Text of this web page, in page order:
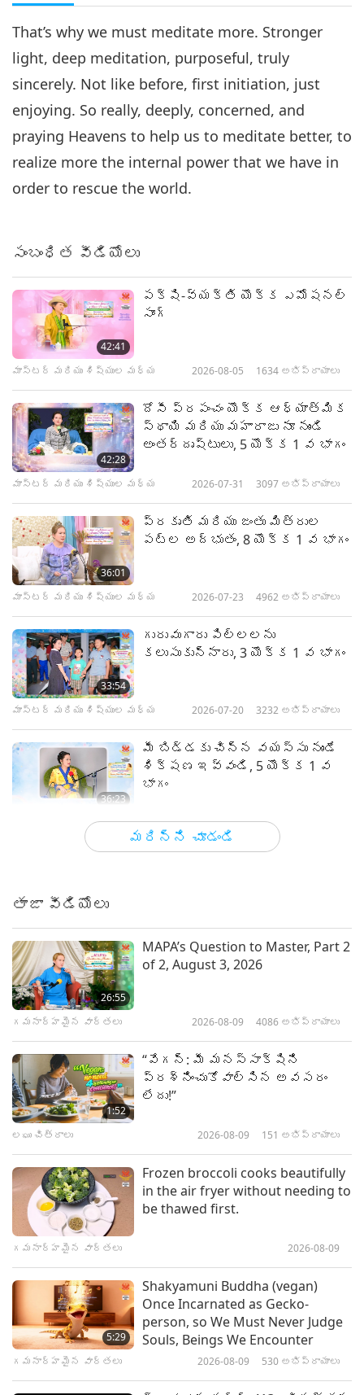
That’s why we must meditate more. Stronger
light, deep meditation, purposeful, truly
sincerely. Not like before, first initiation, just
enjoying. So really, deeply, concerned, and
praying Heavens to help us to meditate better, to
realize more the internal power that we have in
order to rescue the world.
మరిన్ని చూడండి
సంబంధిత వీడియోలు
42:41
పక్షి-వ్యక్తి యొక్క ఎమోషనల్
సాంగ్
మాస్టర్ మరియు శిష్యుల మధ్య 2026-08-05 1634 అభిప్రాయాలు
42:28
దోసీ ప్రపంచం యొక్క ఆధ్యాత్మిక
స్థాయి మరియు మహారాజు నూ నుండి
అంతర్దృష్టులు, 5 యొక్క 1 వ భాగం
మాస్టర్ మరియు శిష్యుల మధ్య 2026-07-31 3097 అభిప్రాయాలు
36:01
ప్రకృతి మరియు జంతు మిత్రుల
పట్ల అద్భుతం, 8 యొక్క 1 వ భాగం
మాస్టర్ మరియు శిష్యుల మధ్య 2026-07-23 4962 అభిప్రాయాలు
33:54
గురువుగారు పిల్లలను
కలుసుకున్నారు, 3 యొక్క 1 వ భాగం
మాస్టర్ మరియు శిష్యుల మధ్య 2026-07-20 3232 అభిప్రాయాలు
36:23
మీ బిడ్డకు చిన్న వయస్సు నుండే
శిక్షణ ఇవ్వండి, 5 యొక్క 1 వ
భాగం
మాస్టర్ మరియు శిష్యుల మధ్య 2026-07-15 3820
36:30
38:35
గురువు యౌవన రాజుకు స్వాగతం, 3
మన గ్రహం యొక్క ప్రస్తుత
స్థితి పెద్ద ఆధ్యాత్మిక
43:41
MAPA నుండి సూచనలు సున్నితమైన
శాంతియుత ప్రపంచం కోసం
35:57
శాంతియుత జీవితాన్ని ఎలా గడపాలి
తాజా వీడియోలు
26:55
MAPA’s Question to Master, Part 2
of 2, August 3, 2026
గమనార్హమైన వార్తలు 2026-08-09 4086 అభిప్రాయాలు
1:52
“వేగన్: మీ మనస్సాక్షిని
ప్రశ్నించుకోవాల్సిన అవసరం
లేదు!”
లఘు చిత్రాలు 2026-08-09 151 అభిప్రాయాలు
Frozen broccoli cooks beautifully
in the air fryer without needing to
be thawed first.
గమనార్హమైన వార్తలు 2026-08-09
5:29
Shakyamuni Buddha (vegan)
Once Incarnated as Gecko-
person, so We Must Never Judge
Souls, Beings We Encounter
గమనార్హమైన వార్తలు 2026-08-09 530 అభిప్రాయాలు